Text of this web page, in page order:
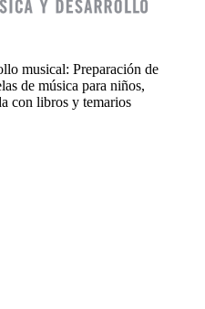
musical: Preparación de
de música para niños,
con libros y temarios